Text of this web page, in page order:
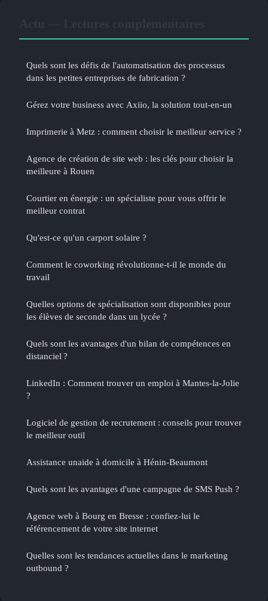
Quels sont les défis de l'automatisation des processus
dans les petites entreprises de fabrication ?
Gérez votre business avec Axiio, la solution tout-en-un
Imprimerie à Metz : comment choisir le meilleur service ?
Agence de création de site web : les clés pour choisir la
meilleure à Rouen
Courtier en énergie : un spécialiste pour vous offrir le
meilleur contrat
Qu'est-ce qu'un carport solaire ?
Comment le coworking révolutionne-t-il le monde du
travail
Quelles options de spécialisation sont disponibles pour
les élèves de seconde dans un lycée ?
Quels sont les avantages d'un bilan de compétences en
distanciel ?
LinkedIn : Comment trouver un emploi à Mantes-la-Jolie
?
Logiciel de gestion de recrutement : conseils pour trouver
le meilleur outil
Assistance unaide à domicile à Hénin-Beaumont
Quels sont les avantages d'une campagne de SMS Push ?
Agence web à Bourg en Bresse : confiez-lui le
référencement de votre site internet
Quelles sont les tendances actuelles dans le marketing
outbound ?